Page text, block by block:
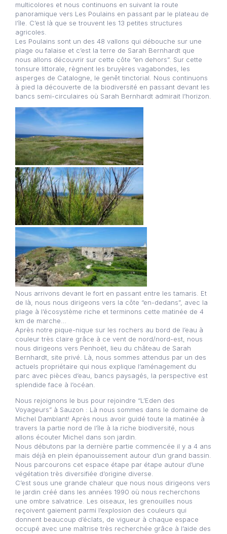
multicolores et nous continuons en suivant la route
panoramique vers Les Poulains en passant par le plateau de
l’île. C’est là que se trouvent les 13 petites structures
agricoles.
Les Poulains sont un des 48 vallons qui débouche sur une
plage ou falaise et c’est la terre de Sarah Bernhardt que
nous allons découvrir sur cette côte “en dehors”. Sur cette
tonsure littorale, règnent les bruyères vagabondes, les
asperges de Catalogne, le genêt tinctorial. Nous continuons
à pied la découverte de la biodiversité en passant devant les
bancs semi-circulaires où Sarah Bernhardt admirait l’horizon.
Nous arrivons devant le fort en passant entre les tamaris. Et
de là, nous nous dirigeons vers la côte “en-dedans”, avec la
plage à l’écosystème riche et terminons cette matinée de 4
km de marche…
Après notre pique-nique sur les rochers au bord de l’eau à
couleur très claire grâce à ce vent de nord/nord-est, nous
nous dirigeons vers Penhoët, lieu du château de Sarah
Bernhardt, site privé. Là, nous sommes attendus par un des
actuels propriétaire qui nous explique l’aménagement du
parc avec pièces d’eau, bancs paysagés, la perspective est
splendide face à l’océan.
Nous rejoignons le bus pour rejoindre “L’Eden des
Voyageurs” à Sauzon : Là nous sommes dans le domaine de
Michel Damblant! Après nous avoir guidé toute la matinée à
travers la partie nord de l’île à la riche biodiversité, nous
allons écouter Michel dans son jardin.
Nous débutons par la dernière partie commencée il y a 4 ans
mais déjà en plein épanouissement autour d’un grand bassin.
Nous parcourons cet espace étape par étape autour d’une
végétation très diversifiée d’origine diverse.
C’est sous une grande chaleur que nous nous dirigeons vers
le jardin créé dans les années 1990 où nous recherchons
une ombre salvatrice. Les oiseaux, les grenouilles nous
reçoivent gaiement parmi l’explosion des couleurs qui
donnent beaucoup d’éclats, de vigueur à chaque espace
occupé avec une maîtrise très recherchée grâce à l’aide des